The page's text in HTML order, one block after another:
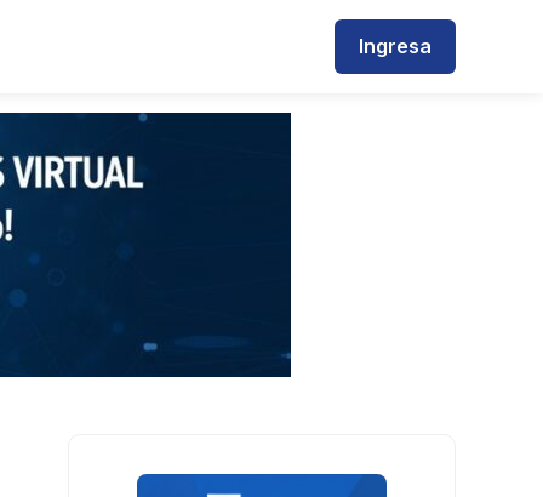
Ingresa